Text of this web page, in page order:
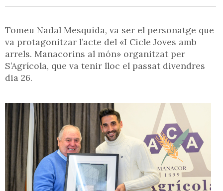
Tomeu Nadal Mesquida, va ser el personatge que
va protagonitzar l’acte del «I Cicle Joves amb
arrels. Manacorins al món» organitzat per
S’Agrícola, que va tenir lloc el passat divendres
dia 26.